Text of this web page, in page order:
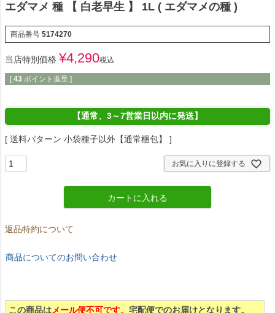
エダマメ 種 【 白老早生 】 1L ( エダマメの種 )
商品番号 5174270
当店特別価格 ¥4,290税込
[ 43 ポイント進呈 ]
【通常、3～7営業日以内に発送】
送料パターン 小袋種子以外【通常梱包】
お気に入りに登録する
カートに入れる
返品特約について
商品についてのお問い合わせ
この商品はメール便不可です。 宅配便でのお届けとなります。